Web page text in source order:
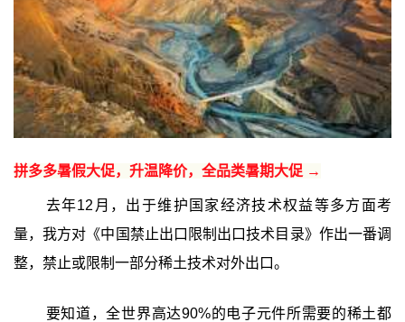
拼多多暑假大促，升温降价，全品类暑期大促 →
去年12月，出于维护国家经济技术权益等多方面考
量，我方对《中国禁止出口限制出口技术目录》作出一番调
整，禁止或限制一部分稀土技术对外出口。
要知道，全世界高达90%的电子元件所需要的稀土都